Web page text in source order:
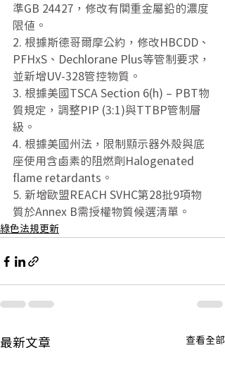
準GB 24427，修改有關重金屬鉛的濃度
限值。
2. 根據斯德哥爾摩公約，修改HBCDD、
PFHxS、Dechlorane Plus等管制要求，
並新增UV-328管控物質。
3. 根據美國TSCA Section 6(h) – PBT物
質規定，調整PIP (3:1)與TTBP管制層
級。
4. 根據美國州法，限制顯示器外殼與底
座使用含鹵素的阻燃劑Halogenated
flame retardants。
5. 新增歐盟REACH SVHC第28批9項物
質於Annex B需授權物質候選清單。
綠色法規更新
最新文章 查看全部